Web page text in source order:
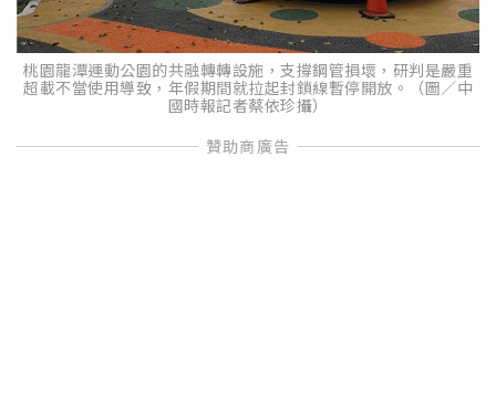
桃園龍潭運動公園的共融轉轉設施，支撐鋼管損壞，研判是嚴重
超載不當使用導致，年假期間就拉起封鎖線暫停開放。（圖／中
國時報記者蔡依珍攝）